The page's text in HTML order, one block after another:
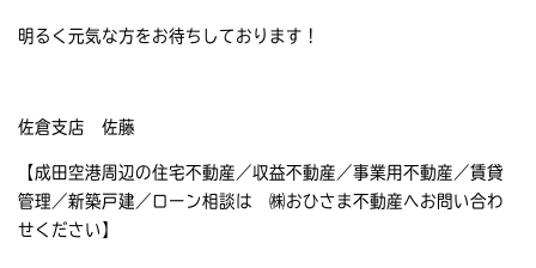
明るく元気な方をお待ちしております！
佐倉支店 佐藤
【成田空港周辺の住宅不動産／収益不動産／事業用不動産／賃貸
管理／新築戸建／ローン相談は ㈱おひさま不動産へお問い合わ
せください】